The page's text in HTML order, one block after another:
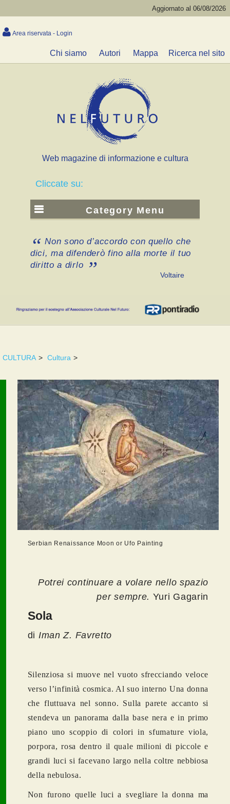
Aggiornato al 06/08/2026
Area riservata - Login
Chi siamo Autori Mappa Ricerca nel sito
Web magazine di informazione e cultura
Cliccate su:
Category Menu
Non sono d’accordo con quello che
dici, ma difenderò fino alla morte il tuo
diritto a dirlo
Voltaire
CULTURA > Cultura >
Serbian Renaissance Moon or Ufo Painting
Potrei continuare a volare nello spazio
per sempre. Yuri Gagarin
Sola
di Iman Z. Favretto
Silenziosa si muove nel vuoto sfrecciando veloce
verso l’infinità cosmica. Al suo interno Una donna
che fluttuava nel sonno. Sulla parete accanto si
stendeva un panorama dalla base nera e in primo
piano uno scoppio di colori in sfumature viola,
porpora, rosa dentro il quale milioni di piccole e
grandi luci si facevano largo nella coltre nebbiosa
della nebulosa.
Non furono quelle luci a svegliare la donna ma